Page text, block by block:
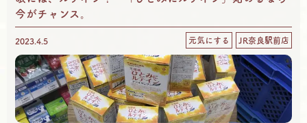
今がチャンス。
2023.4.5 元気にする JR奈良駅前店